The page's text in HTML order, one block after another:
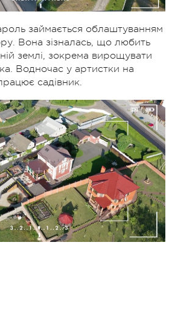
займається облаштуванням
Вона зізналась, що любить
землі, зокрема вирощувати
Водночас у артистки на
садівник.